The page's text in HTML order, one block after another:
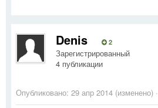
Denis 2
Зарегистрированный
4 публикации
Опубликовано: 29 апр 2014 (изменено) ·